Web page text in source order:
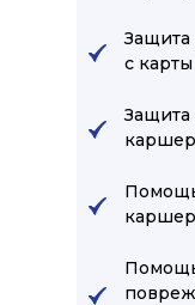
Защита
с карты
Защита